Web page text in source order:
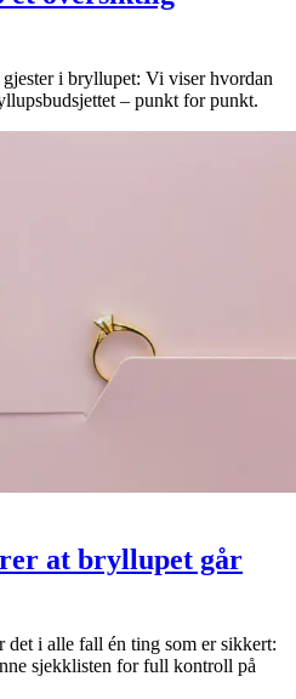
i bryllupet: Vi viser hvordan
– punkt for punkt.
at bryllupet går
i alle fall én ting som er sikkert:
sjekklisten for full kontroll på